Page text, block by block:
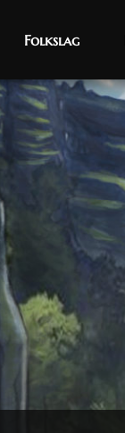
Folkslag
Folkslag